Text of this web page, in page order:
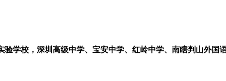
学校，深圳高级中学、宝安中学、红岭中学、南瞎判山外国